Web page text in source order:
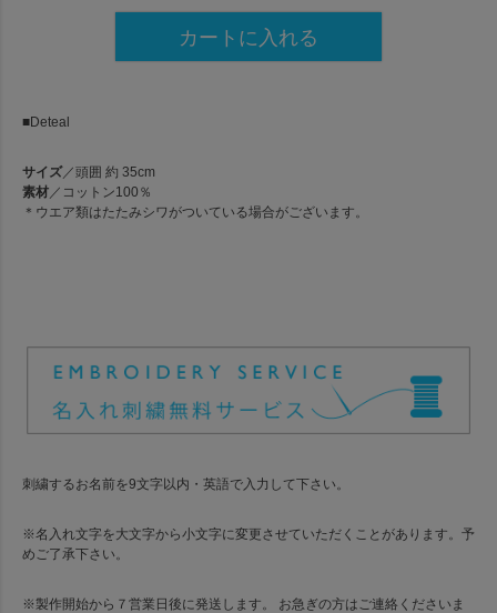
カートに入れる
■Deteal
サイズ／頭囲 約 35cm
素材／コットン100％
＊ウエア類はたたみシワがついている場合がございます。
刺繍するお名前を9文字以内・英語で入力して下さい。
※名入れ文字を大文字から小文字に変更させていただくことがあります。予
めご了承下さい。
※製作開始から７営業日後に発送します。 お急ぎの方はご連絡くださいま